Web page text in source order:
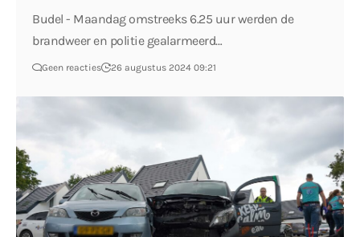
Budel - Maandag omstreeks 6.25 uur werden de
brandweer en politie gealarmeerd…
Geen reacties 26 augustus 2024 09:21